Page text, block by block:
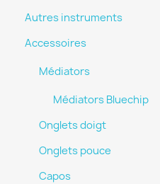
Autres instruments
Accessoires
Médiators
Médiators Bluechip
Onglets doigt
Onglets pouce
Capos